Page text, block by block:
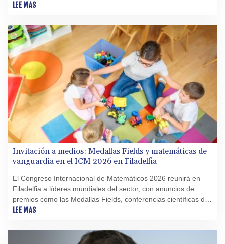
semana del Mundial.
LEE MAS
Invitación a medios: Medallas Fields y matemáticas de
vanguardia en el ICM 2026 en Filadelfia
El Congreso Internacional de Matemáticos 2026 reunirá en
Filadelfia a líderes mundiales del sector, con anuncios de
premios como las Medallas Fields, conferencias científicas de
vanguardia y eventos abiertos al público
LEE MAS